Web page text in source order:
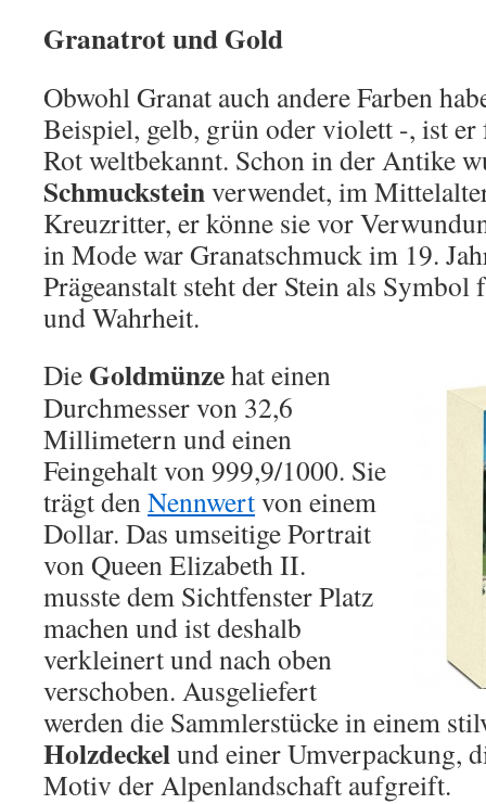
Granatrot und Gold
Obwohl Granat auch andere Farben
Beispiel, gelb, grün oder violett -, ist er
Rot weltbekannt. Schon in der Antike
Schmucksteinverwendet, im
Kreuzritter, er könne sie vor
in Mode war Granatschmuck im 19.
Prägeanstalt steht der Stein als
und Wahrheit.
Die Goldmünzehat einen
Durchmesser von 32,6
Millimetern und einen
Feingehalt von 999,9/1000. Sie
trägt denNennwertvon einem
Dollar. Das umseitige Portrait
von Queen Elizabeth II.
musste dem Sichtfenster Platz
machen und ist deshalb
verkleinert und nach oben
verschoben. Ausgeliefert
werden die Sammlerstücke in einem
Holzdeckelund einer Umverpackung,
Motiv der Alpenlandschaft aufgreift.